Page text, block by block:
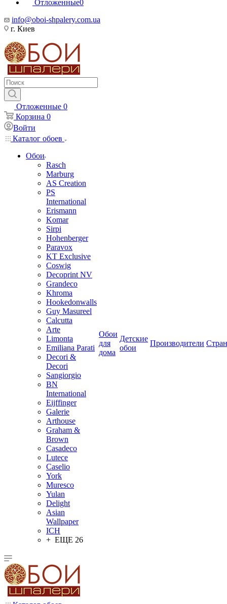
Отложенные0
info@oboi-shpalery.com.ua
г. Киев
Отложенные 0
Корзина 0
Войти
Каталог обоев
Обои
Rasch
Marburg
AS Creation
PS
International
Erismann
Komar
Sirpi
Hohenberger
Paravox
KT Exclusive
Coswig
Decoprint NV
Grandeco
Khroma
Hookedonwalls
Guy Masureel
Calcutta
Arte
Limonta
Emiliana Parati
Decori &
Decori
Sangiorgio
BN
International
Eijffinger
Galerie
Arthouse
Graham &
Brown
Casadeco
Lutece
Caselio
York
Muresco
Yulan
Delight
Asian
Wallpaper
ICH
+ ЕЩЕ 26
Обои
для
дома
Детские
обои
Производители